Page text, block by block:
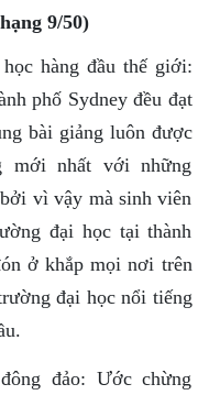
9/50)
hàng đầu thế giới:
phố Sydney đều đạt
bài giảng luôn được
mới nhất với những
vì vậy mà sinh viên
đại học tại thành
ở khắp mọi nơi trên
đại học nổi tiếng
đảo: Ước chừng